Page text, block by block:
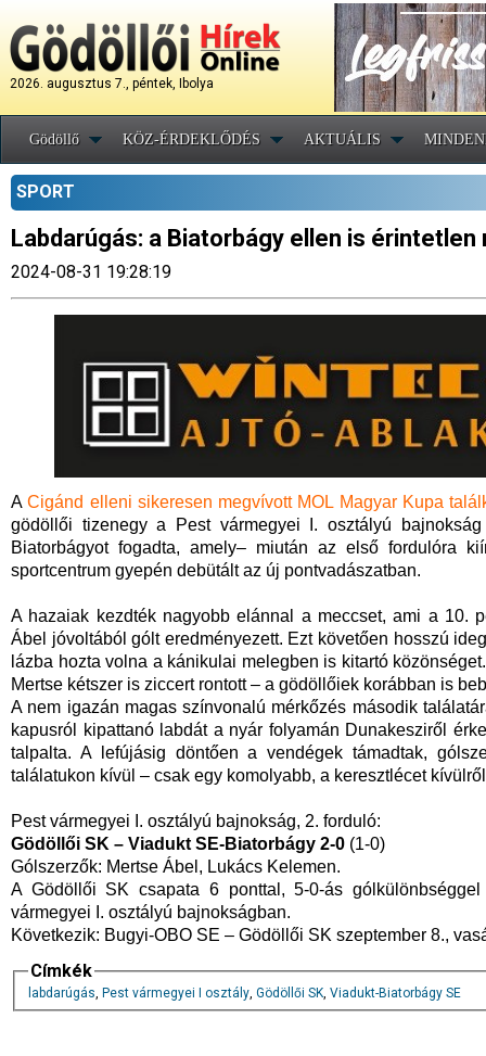
2026. augusztus 7., péntek, Ibolya
Gödöllő KÖZ-ÉRDEKLŐDÉS AKTUÁLIS
SPORT
Labdarúgás: a Biatorbágy ellen is érintetlen
2024-08-31 19:28:19
ACigánd elleni sikeresen megvívott MOL Magyar Kupa
gödöllői tizenegy a Pest vármegyei I. osztályú
Biatorbágyot fogadta, amely– miután az első fordulóra
sportcentrum gyepén debütált az új pontvadászatban.
A hazaiak kezdték nagyobb elánnal a meccset, ami a 10.
Ábel jóvoltából gólt eredményezett. Ezt követően hosszú
lázba hozta volna a kánikulai melegben is kitartó
Mertse kétszer is ziccert rontott – a gödöllőiek korábban is
A nem igazán magas színvonalú mérkőzés második
kapusról kipattanó labdát a nyár folyamán Dunakesziről
talpalta. A lefújásig döntően a vendégek támadtak,
találatukon kívül – csak egy komolyabb, a keresztlécet
Pest vármegyei I. osztályú bajnokság, 2. forduló:
Gödöllői SK – Viadukt SE-Biatorbágy 2-0 (1-0)
Gólszerzők: Mertse Ábel, Lukács Kelemen.
A Gödöllői SK csapata 6 ponttal, 5-0-ás
vármegyei I. osztályú bajnokságban.
Következik: Bugyi-OBO SE – Gödöllői SK szeptember 8.,
Címkék
labdarúgás, Pest vármegyei I osztály, Gödöllői SK, Viadukt-Biatorbágy SE